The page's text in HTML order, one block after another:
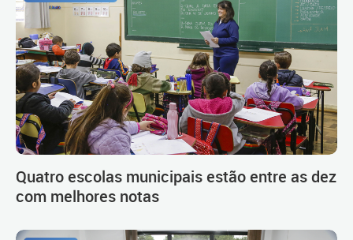
Quatro escolas municipais estão entre as dez
com melhores notas